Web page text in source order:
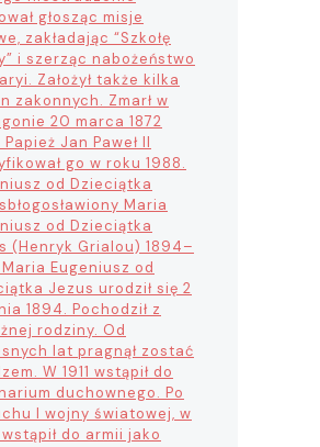
głosząc misje
zakładając “Szkołę
i szerząc nabożeństwo
Założył także kilka
zakonnych. Zmarł w
20 marca 1872
Jan Paweł II
go w roku 1988.
od Dzieciątka
błogosławiony Maria
od Dzieciątka
(Henryk Grialou) 1894–
Maria Eugeniusz od
Jezus urodził się 2
1894. Pochodził z
rodziny. Od
lat pragnął zostać
W 1911 wstąpił do
duchownego. Po
I wojny światowej, w
wstąpił do armii jako